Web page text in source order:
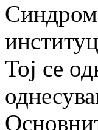
Тој се